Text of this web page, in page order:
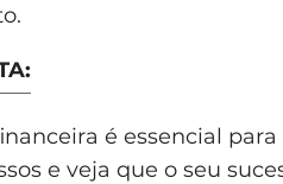
é essencial
e veja que o seu